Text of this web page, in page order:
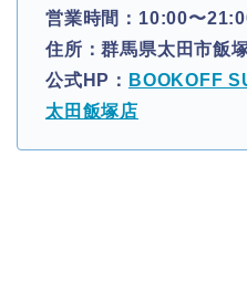
営業時間：10:00〜
住所：群馬県太田市飯
公式HP： BOOKOFF
太田飯塚店